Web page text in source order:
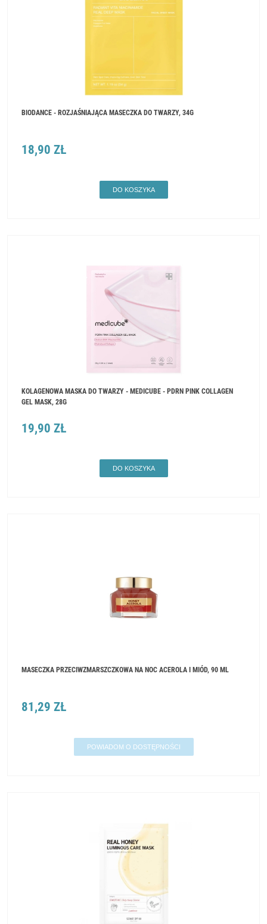
BIODANCE - ROZJAŚNIAJĄCA MASECZKA DO TWARZY, 34G
18,90 ZŁ
DO KOSZYKA
KOLAGENOWA MASKA DO TWARZY - MEDICUBE - PDRN PINK COLLAGEN
GEL MASK, 28G
19,90 ZŁ
DO KOSZYKA
MASECZKA PRZECIWZMARSZCZKOWA NA NOC ACEROLA I MIÓD, 90 ML
81,29 ZŁ
POWIADOM O DOSTĘPNOŚCI